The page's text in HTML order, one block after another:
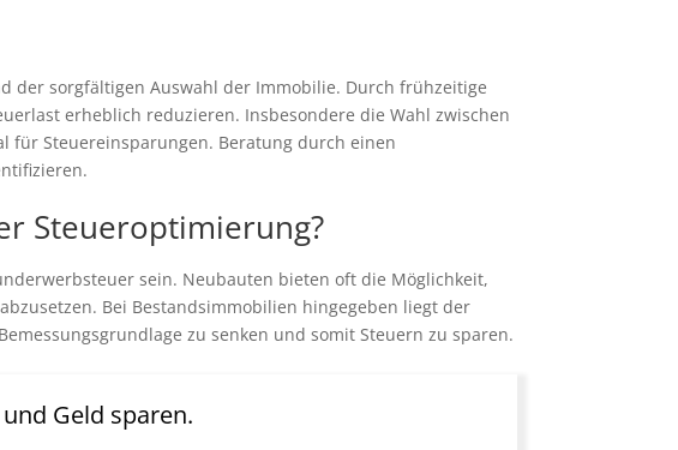
der sorgfältigen Auswahl der Immobilie. Durch frühzeitige
erheblich reduzieren. Insbesondere die Wahl zwischen
für Steuereinsparungen. Beratung durch einen
Steueroptimierung?
sein. Neubauten bieten oft die Möglichkeit,
Bei Bestandsimmobilien hingegeben liegt der
zu senken und somit Steuern zu sparen.
Geld sparen.